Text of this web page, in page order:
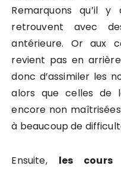
Remarquons qu’il
retrouvent avec
antérieure. Or aux
revient pas en
donc d’assimiler les
alors que celles de
encore non
à beaucoup de
Ensuite, les cours